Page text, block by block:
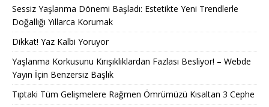
Sessiz Yaşlanma Dönemi Başladı: Estetikte Yeni Trendlerle
Doğallığı Yıllarca Korumak
Dikkat! Yaz Kalbi Yoruyor
Yaşlanma Korkusunu Kırışıklıklardan Fazlası Besliyor! – Webde
Yayın İçin Benzersiz Başlık
Tıptaki Tüm Gelişmelere Rağmen Ömrümüzü Kısaltan 3 Cephe